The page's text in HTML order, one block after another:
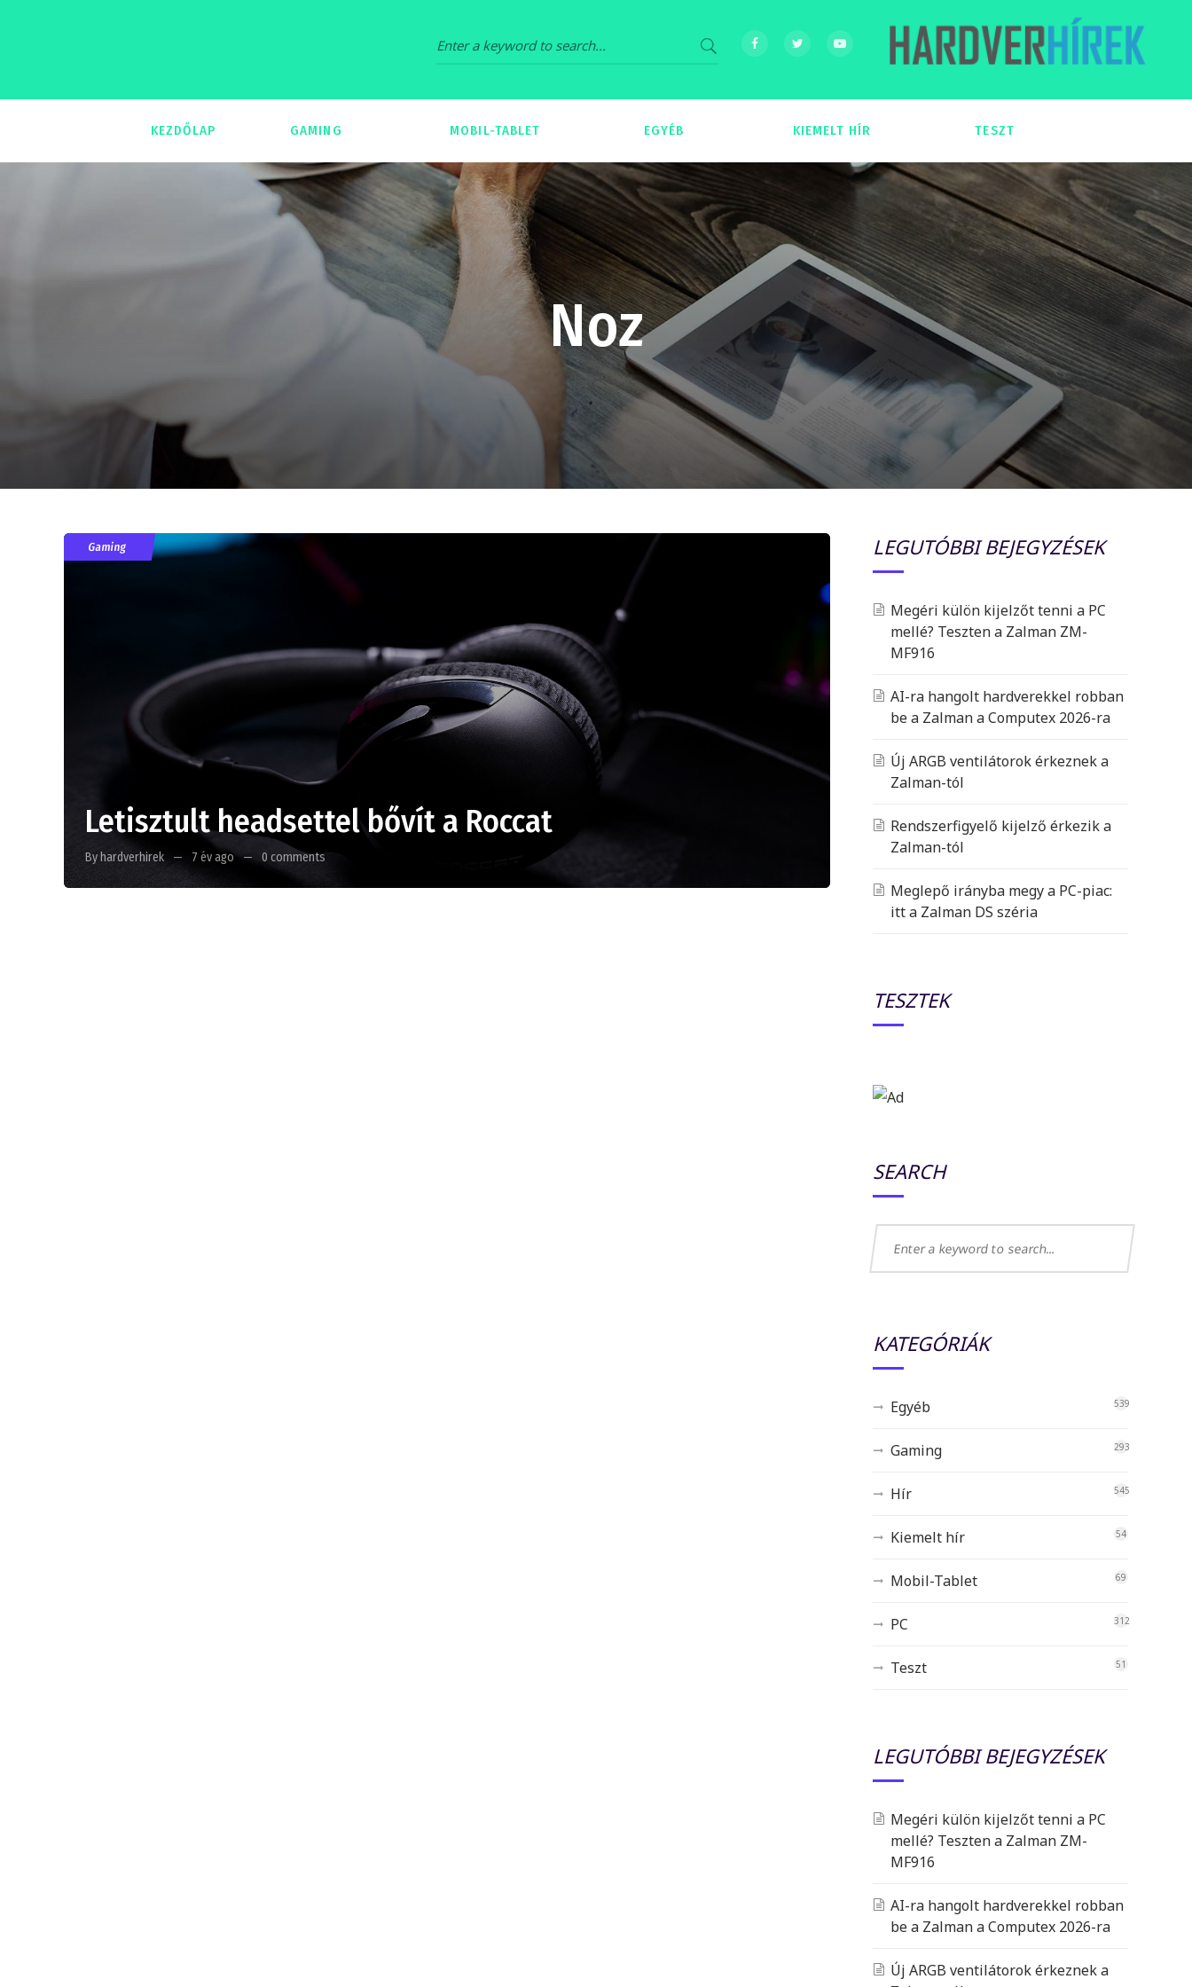
KEZDŐLAP GAMING MOBIL-TABLET EGYÉB KIEMELT HÍR TESZT
Noz
Gaming
Letisztult headsettel bővít a Roccat
By hardverhirek 7 év ago 0 comments
LEGUTÓBBI BEJEGYZÉSEK
Megéri külön kijelzőt tenni a PC
mellé? Teszten a Zalman ZM-
MF916
AI-ra hangolt hardverekkel robban
be a Zalman a Computex 2026-ra
Új ARGB ventilátorok érkeznek a
Zalman-tól
Rendszerfigyelő kijelző érkezik a
Zalman-tól
Meglepő irányba megy a PC-piac:
itt a Zalman DS széria
TESZTEK
SEARCH
KATEGÓRIÁK
Egyéb 539
Gaming 293
Hír 545
Kiemelt hír 54
Mobil-Tablet 69
PC 312
Teszt 51
LEGUTÓBBI BEJEGYZÉSEK
Megéri külön kijelzőt tenni a PC
mellé? Teszten a Zalman ZM-
MF916
AI-ra hangolt hardverekkel robban
be a Zalman a Computex 2026-ra
Új ARGB ventilátorok érkeznek a